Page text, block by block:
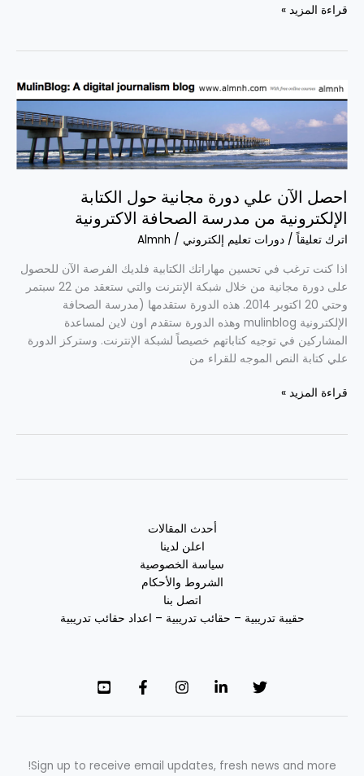
قراءة المزيد »
احصل الآن علي دورة مجانية حول الكتابة
الإلكترونية من مدرسة الصحافة الاكترونية
اترك تعليقاً / دورات تعليم إلكتروني /
Almnh
اذا كنت ترغب في تحسين مهاراتك الكتابية فلديك الفرصة الآن للحصول
على دورة مجانية من خلال شبكة الإنترنت والتي ستعقد من 22 سبتمر
وحتي 20 اكتوبر 2014. هذه الدورة ستقدمها (مدرسة الصحافة
الإلكترونية mulinblog وهذه الدورة ستقدم اون لاين لمساعدة
المشاركين في توجيه كتاباتهم خصيصاً لشبكة الإنترنت. وستركز الدورة
علي كتابة النص الموجه للقراء من
احصل
الآن
علي
دورة
مجانية
الكتابة
الإلكترونية
من
مدرسة
الصحافة
الاكترونية
قراءة المزيد »
أحدث المقالات
اعلن لدينا
سياسة الخصوصية
الشروط والأحكام
اتصل بنا
حقيبة تدريبية – حقائب تدريبية – اعداد حقائب تدريبية
Sign up to receive email updates, fresh news and more!